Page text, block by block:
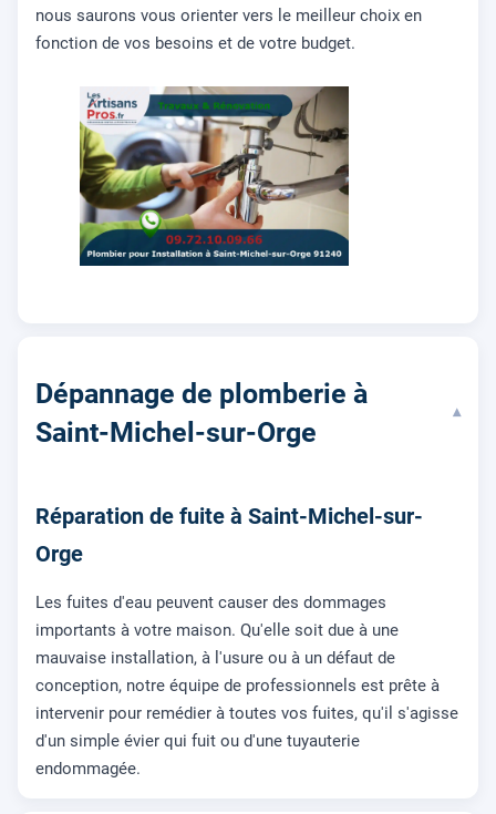
nous saurons vous orienter vers le meilleur choix en
fonction de vos besoins et de votre budget.
Dépannage de plomberie à
Saint-Michel-sur-Orge
▾
Réparation de fuite à Saint-Michel-sur-
Orge
Les fuites d'eau peuvent causer des dommages
importants à votre maison. Qu'elle soit due à une
mauvaise installation, à l'usure ou à un défaut de
conception, notre équipe de professionnels est prête à
intervenir pour remédier à toutes vos fuites, qu'il s'agisse
d'un simple évier qui fuit ou d'une tuyauterie
endommagée.